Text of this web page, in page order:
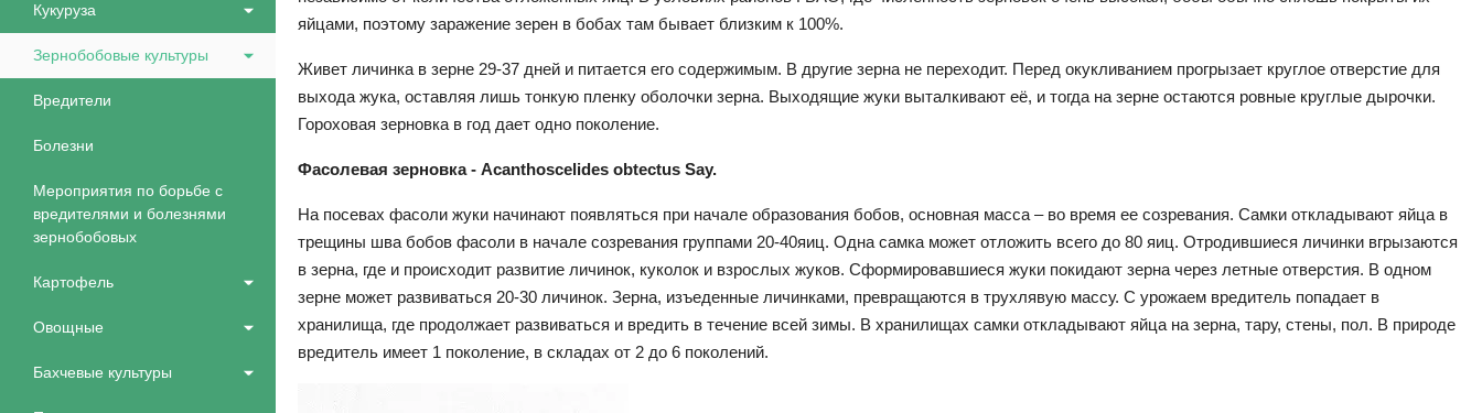
Кукуруза
Зернобобовые культуры
Вредители
Болезни
Мероприятия по борьбе с
вредителями и болезнями
зернобобовых
Картофель
Овощные
Бахчевые культуры
яйцами, поэтому заражение зерен в бобах там бывает близким к 100%.
Живет личинка в зерне 29-37 дней и питается его содержимым. В другие зерна не переходит. Перед окукливанием прогрызает круглое отверстие для
выхода жука, оставляя лишь тонкую пленку оболочки зерна. Выходящие жуки выталкивают её, и тогда на зерне остаются ровные круглые дырочки.
Гороховая зерновка в год дает одно поколение.
Фасолевая зерновка - Acanthoscelides obtectus Say.
На посевах фасоли жуки начинают появляться при начале образования бобов, основная масса – во время ее созревания. Самки откладывают яйца в
трещины шва бобов фасоли в начале созревания группами 20-40яиц. Одна самка может отложить всего до 80 яиц. Отродившиеся личинки вгрызаются
в зерна, где и происходит развитие личинок, куколок и взрослых жуков. Сформировавшиеся жуки покидают зерна через летные отверстия. В одном
зерне может развиваться 20-30 личинок. Зерна, изъеденные личинками, превращаются в трухлявую массу. С урожаем вредитель попадает в
хранилища, где продолжает развиваться и вредить в течение всей зимы. В хранилищах самки откладывают яйца на зерна, тару, стены, пол. В природе
вредитель имеет 1 поколение, в складах от 2 до 6 поколений.